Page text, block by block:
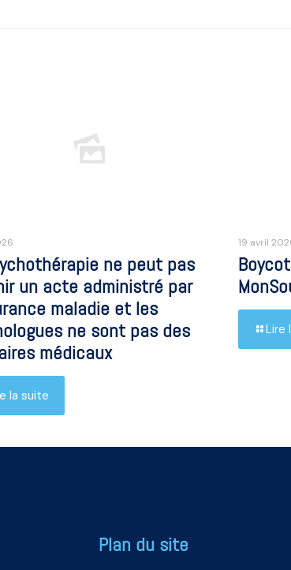
ne peut pas
un acte administré par
maladie et les
ne sont pas des
médicaux
la suite
19 avril
Lire
Plan du site